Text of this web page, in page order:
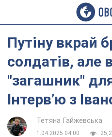
Путіну вкрай
солдатів, але
"загашник"
Інтерв’ю з
Тетяна Гайжевська
1.04.2025 04:00